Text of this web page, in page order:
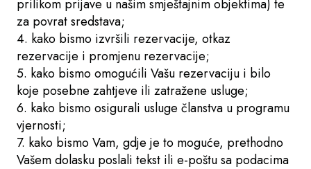
prilikom prijave u našim smještajnim objektima) te
za povrat sredstava;
4. kako bismo izvršili rezervacije, otkaz
rezervacije i promjenu rezervacije;
5. kako bismo omogućili Vašu rezervaciju i bilo
koje posebne zahtjeve ili zatražene usluge;
6. kako bismo osigurali usluge članstva u programu
vjernosti;
7. kako bismo Vam, gdje je to moguće, prethodno
Vašem dolasku poslali tekst ili e-poštu sa podacima